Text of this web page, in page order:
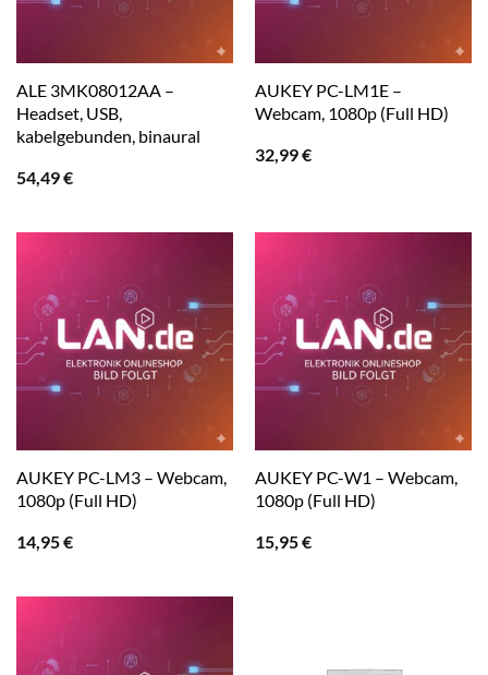
ALE 3MK08012AA –
Headset, USB,
kabelgebunden, binaural
54,49€
AUKEY PC-LM1E –
Webcam, 1080p (Full HD)
32,99€
AUKEY PC-LM3 – Webcam,
1080p (Full HD)
14,95€
AUKEY PC-W1 – Webcam,
1080p (Full HD)
15,95€